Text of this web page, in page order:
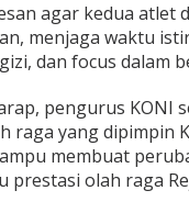
agar kedua atlet
menjaga waktu
dan focus dalam
pengurus KONI
raga yang dipimpin
membuat
prestasi olah raga